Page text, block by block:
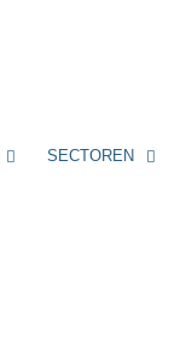
SECTOREN